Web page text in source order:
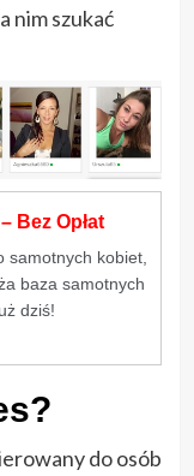
nim szukać
Bez Opłat
samotnych kobiet,
baza samotnych
dziś!
do osób